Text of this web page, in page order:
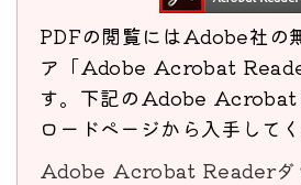
PDFの閲覧にはAdobe社の
ア「Adobe Acrobat
す。下記のAdobe
ロードページから入手してく
Adobe Acrobat Readerダ